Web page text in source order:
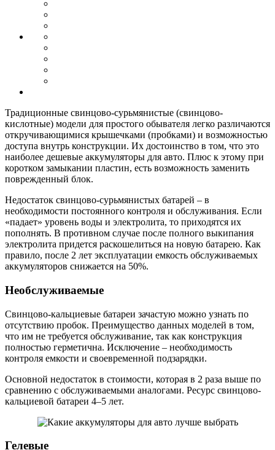
Традиционные свинцово-сурьмянистые (свинцово-
кислотные) модели для простого обывателя легко различаются
откручивающимися крышечками (пробками) и возможностью
доступа внутрь конструкции. Их достоинство в том, что это
наиболее дешевые аккумуляторы для авто. Плюс к этому при
коротком замыкании пластин, есть возможность заменить
поврежденный блок.
Недостаток свинцово-сурьмянистых батарей – в
необходимости постоянного контроля и обслуживания. Если
«падает» уровень воды и электролита, то приходятся их
пополнять. В противном случае после полного выкипания
электролита придется раскошелиться на новую батарею. Как
правило, после 2 лет эксплуатации емкость обслуживаемых
аккумуляторов снижается на 50%.
Необслуживаемые
Свинцово-кальциевые батареи зачастую можно узнать по
отсутствию пробок. Преимущество данных моделей в том,
что им не требуется обслуживание, так как конструкция
полностью герметична. Исключение – необходимость
контроля емкости и своевременной подзарядки.
Основной недостаток в стоимости, которая в 2 раза выше по
сравнению с обслуживаемыми аналогами. Ресурс свинцово-
кальциевой батареи 4–5 лет.
Гелевые